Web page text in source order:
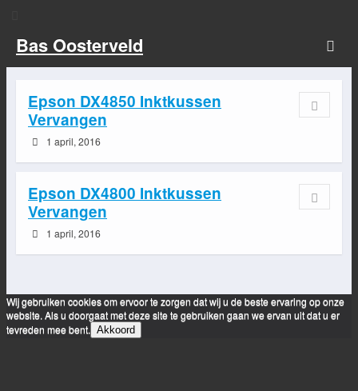
Bas Oosterveld
Epson DX4850 Inktkussen
Vervangen
1 april, 2016
Epson DX4800 Inktkussen
Vervangen
1 april, 2016
Wij gebruiken cookies om ervoor te zorgen dat wij u de beste ervaring op onze
website. Als u doorgaat met deze site te gebruiken gaan we ervan uit dat u er
tevreden mee bent. Akkoord